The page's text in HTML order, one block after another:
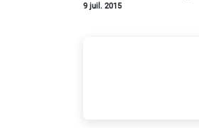
9 juil. 2015